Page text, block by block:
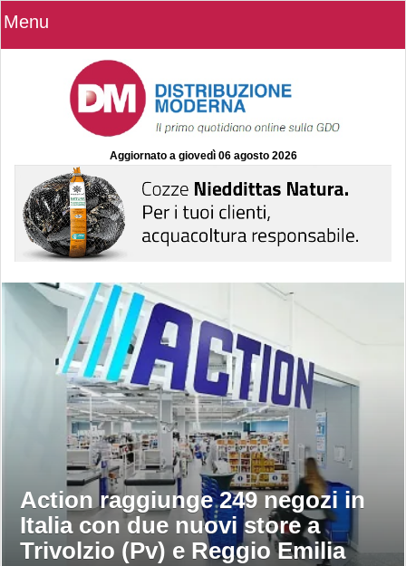
Menu
Aggiornato a giovedì 06 agosto 2026
Action raggiunge 249 negozi in
Italia con due nuovi store a
Trivolzio (Pv) e Reggio Emilia